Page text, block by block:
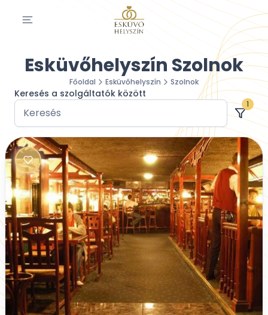
Esküvőhelyszín Szolnok
Főoldal Esküvőhelyszín Szolnok
Keresés a szolgáltatók között
1